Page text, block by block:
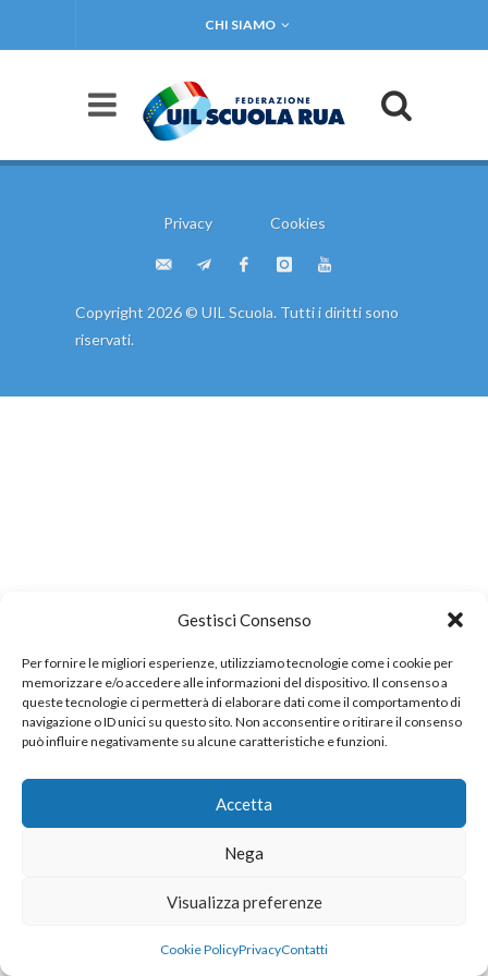
Gestisci Consenso
Per fornire le migliori esperienze, utilizziamo tecnologie come i cookie per
memorizzare e/o accedere alle informazioni del dispositivo. Il consenso a
queste tecnologie ci permetterà di elaborare dati come il comportamento di
navigazione o ID unici su questo sito. Non acconsentire o ritirare il consenso
può influire negativamente su alcune caratteristiche e funzioni.
Accetta
Nega
Visualizza preferenze
Cookie PolicyPrivacyContatti
CHI SIAMO
Privacy Cookies
Copyright 2026 © UIL Scuola. Tutti i diritti sono
riservati.